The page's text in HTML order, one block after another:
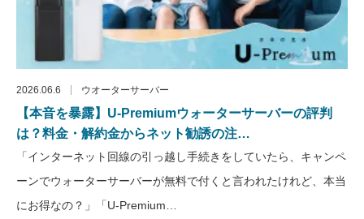
2026.06.6 ウオーターサーバー
【本音を暴露】U-Premiumウォーターサーバーの評判
は？料金・解約金からネット勧誘の注…
「インターネット回線の引っ越し手続きをしていたら、キャンペ
ーンでウォーターサーバーが無料で付くと言われたけれど、本当
にお得なの？」「U-Premium…